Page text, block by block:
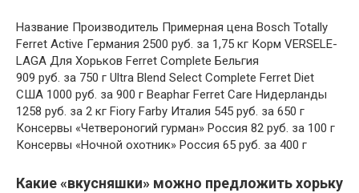
Название Производитель Примерная цена Bosch Totally
Ferret Active Германия 2500 руб. за 1,75 кг Корм VERSELE-
LAGA Для Хорьков Ferret Complete Бельгия
909 руб. за 750 г Ultra Blend Select Complete Ferret Diet
США 1000 руб. за 900 г Beaphar Ferret Care Нидерланды
1258 руб. за 2 кг Fiory Farby Италия 545 руб. за 650 г
Консервы «Четвероногий гурман» Россия 82 руб. за 100 г
Консервы «Ночной охотник» Россия 65 руб. за 400 г
Какие «вкусняшки» можно предложить хорьку